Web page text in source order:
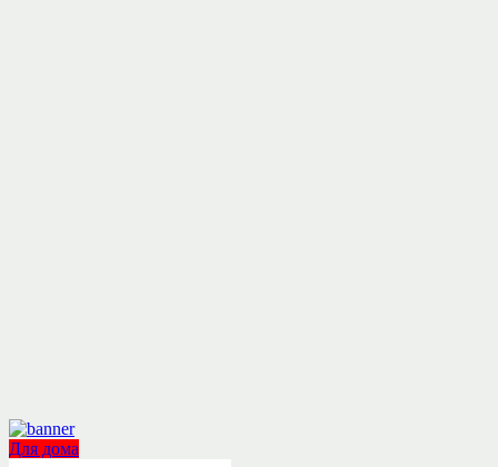
Для дома